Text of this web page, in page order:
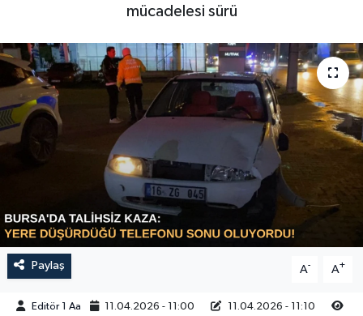
mücadelesi sürü
Paylaş A- A+
Editör 1 Aa 11.04.2026 - 11:00
11.04.2026 - 11:10
Siyaset
Spor
Türkiye
Video Galeri